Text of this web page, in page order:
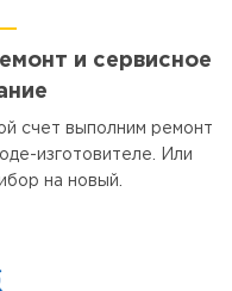
и сервисное
счет выполним ремонт
изготовителе. Или
на новый.